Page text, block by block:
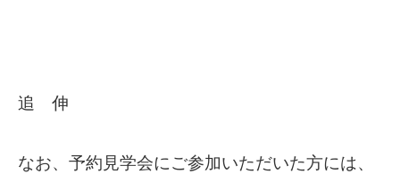
追 伸
なお、予約見学会にご参加いただいた方には、